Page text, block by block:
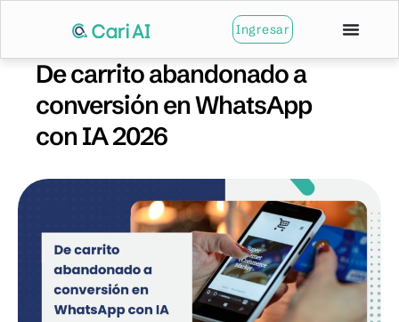
Ingresar
De carrito abandonado a
conversión en WhatsApp
con IA 2026